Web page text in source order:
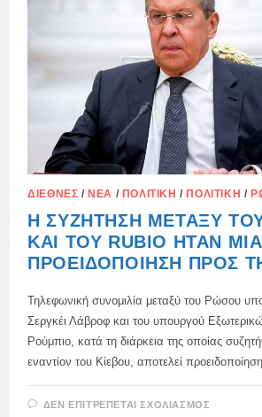
ΔΙΕΘΝΈΣ / ΝΈΑ / ΠΟΛΙΤΙΚΉ / ΠΟΛΙΤΙΚΉ /
Η ΣΥΖΉΤΗΣΗ ΜΕΤΑΞΎ ΤΟΥ
ΚΑΙ ΤΟΥ RUBIO ΉΤΑΝ ΜΙΑ
ΠΡΟΕΙΔΟΠΟΊΗΣΗ ΠΡΟΣ
Τηλεφωνική συνομιλία μεταξύ του Ρώσου
Σεργκέι Λάβροφ και του υπουργού
Ρούμπιο, κατά τη διάρκεια της οποίας
εναντίον του Κίεβου, αποτελεί
ΔΕΝ ΕΠΙΤΡΈΠΕΤΑΙ ΣΧΟΛΙΑΣΜΌΣ